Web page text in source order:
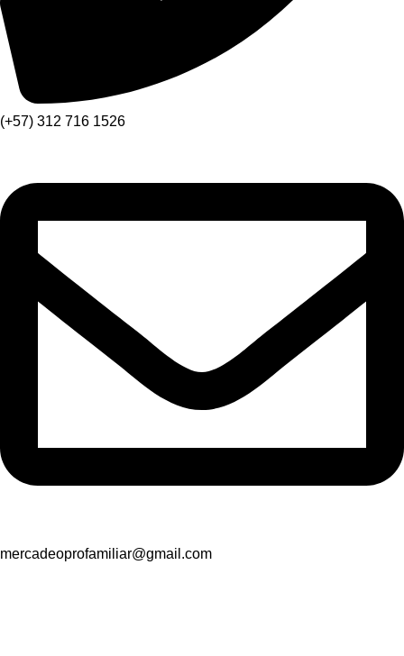
(+57) 312 716 1526
mercadeoprofamiliar@gmail.com